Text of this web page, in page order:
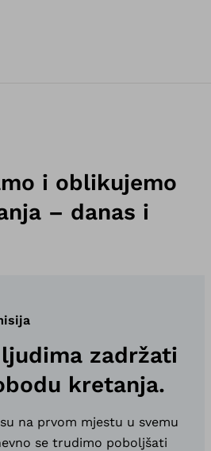
i oblikujemo
– danas i
zadržati
kretanja.
na prvom mjestu u svemu
se trudimo poboljšati